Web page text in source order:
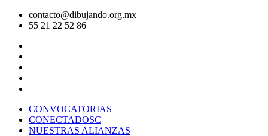
contacto@dibujando.org.mx
55 21 22 52 86
CONVOCATORIAS
CONECTADOSC
NUESTRAS ALIANZAS